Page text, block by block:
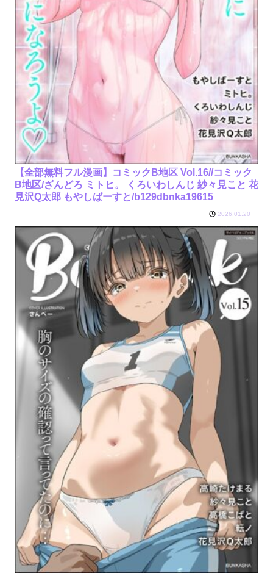
【全部無料フル漫画】コミックB地区 Vol.16//コミック
B地区/ざんどろ ミトヒ。 くろいわしんじ 紗々見こと 花
見沢Q太郎 もやしばーすと/b129dbnka19615
2026.01.20